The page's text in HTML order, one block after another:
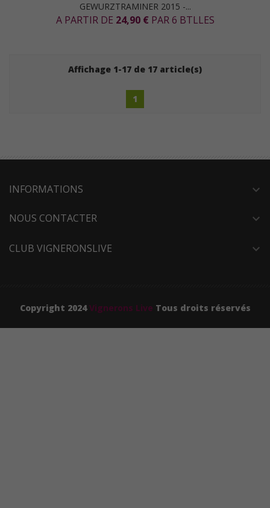
GEWURZTRAMINER 2015 -...
A PARTIR DE 24,90 € PAR 6 BTLLES
Affichage 1-17 de 17 article(s)
1
INFORMATIONS expand_more
NOUS CONTACTER expand_more
CLUB VIGNERONSLIVE expand_more
Copyright 2024Vignerons Live Tous droits réservés